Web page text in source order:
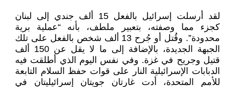
لقد أرسلت إسرائيل بالفعل 15 ألف جندي إلى لبنان
كجزء مما وصفته، بتعبير ملطف، بأنه “عملية برية
محدودة”. وقُتل أو جُرح 13 ألف شخص بالفعل على تلك
الجبهة الجديدة، بالإضافة إلى ما لا يقل عن 150 ألف
قتيل وجريح في غزة. وفي نفس اليوم الذي أطلقت فيه
الدبابات الإسرائيلية النار على قوات حفظ السلام التابعة
للأمم المتحدة، أدت غارتان جويتان إسرائيليتان في